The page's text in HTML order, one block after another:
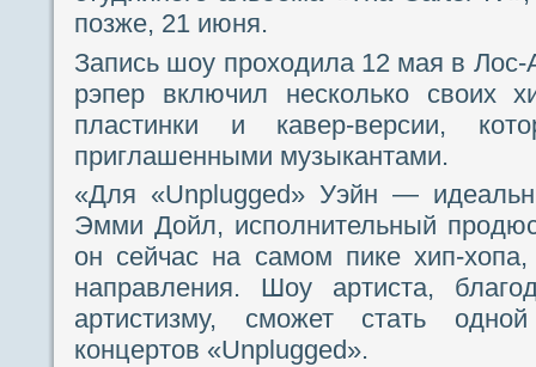
позже, 21 июня.
Запись шоу проходила 12 мая в
рэпер включил несколько своих
пластинки и кавер-версии,
приглашенными музыкантами.
«Для «Unplugged» Уэйн —
Эмми Дойл, исполнительный
он сейчас на самом пике хип-
направления. Шоу артиста,
артистизму, сможет стать
концертов «Unplugged».